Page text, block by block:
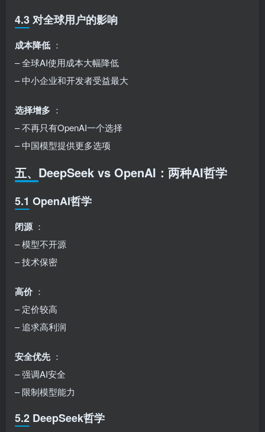
4.3 对全球用户的影响
成本降低 ：
– 全球AI使用成本大幅降低
– 中小企业和开发者受益最大
选择增多 ：
– 不再只有OpenAI一个选择
– 中国模型提供更多选项
五、DeepSeek vs OpenAI：两种AI哲学
5.1 OpenAI哲学
闭源 ：
– 模型不开源
– 技术保密
高价 ：
– 定价较高
– 追求高利润
安全优先 ：
– 强调AI安全
– 限制模型能力
5.2 DeepSeek哲学